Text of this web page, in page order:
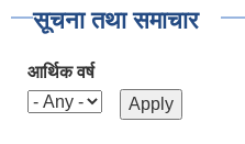
सूचना तथा समाचार
आर्थिक वर्ष